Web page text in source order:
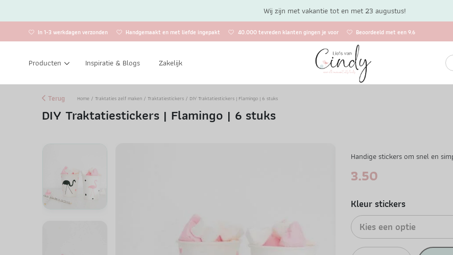
In 1-3 werkdagen verzonden Handgemaakt en met liefde ingepakt 40.000 tevreden klanten gingen je voor Beoordeeld met een 9.6
Producten Inspiratie & Blogs Zakelijk
Terug Home /Traktaties zelf maken /Traktatiestickers / DIY Traktatiestickers | Flamingo | 6 stuks
DIY Traktatiestickers | Flamingo | 6 stuks
Handige stickers om snel en
3.50
Kleur stickers
Kies een optie
Wij zijn met vakantie tot en met 23 augustus!